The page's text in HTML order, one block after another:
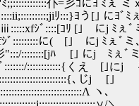
仆=彡ｺにﾖ ﾐぇ ミｘ
ﾘ:::}ﾖう[｣ にﾖﾞﾐぇ
ｼﾞ::::[ｺﾘ [｣ にj ﾐぇﾞ
に( [｣ にj ﾐぇﾞミ､
ﾊ [｣ にj ﾐぇﾞ
くえ [｣にj ﾐ
､じj [｣
ヽ､